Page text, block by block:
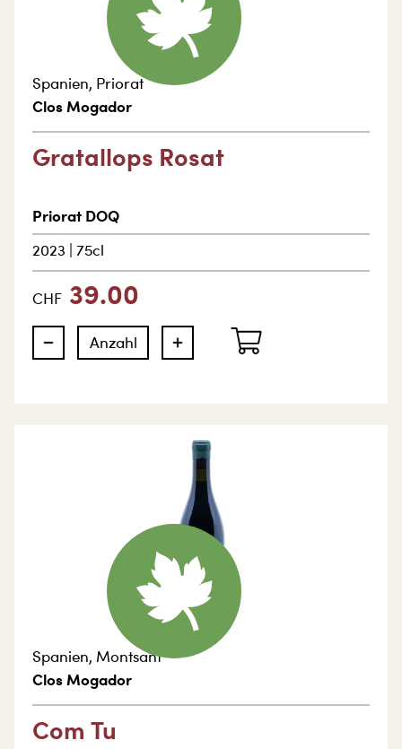
Spanien, Priorat
Clos Mogador
Gratallops Rosat
Priorat DOQ
2023 75cl
CHF 39.00
Spanien, Montsant
Clos Mogador
Com Tu